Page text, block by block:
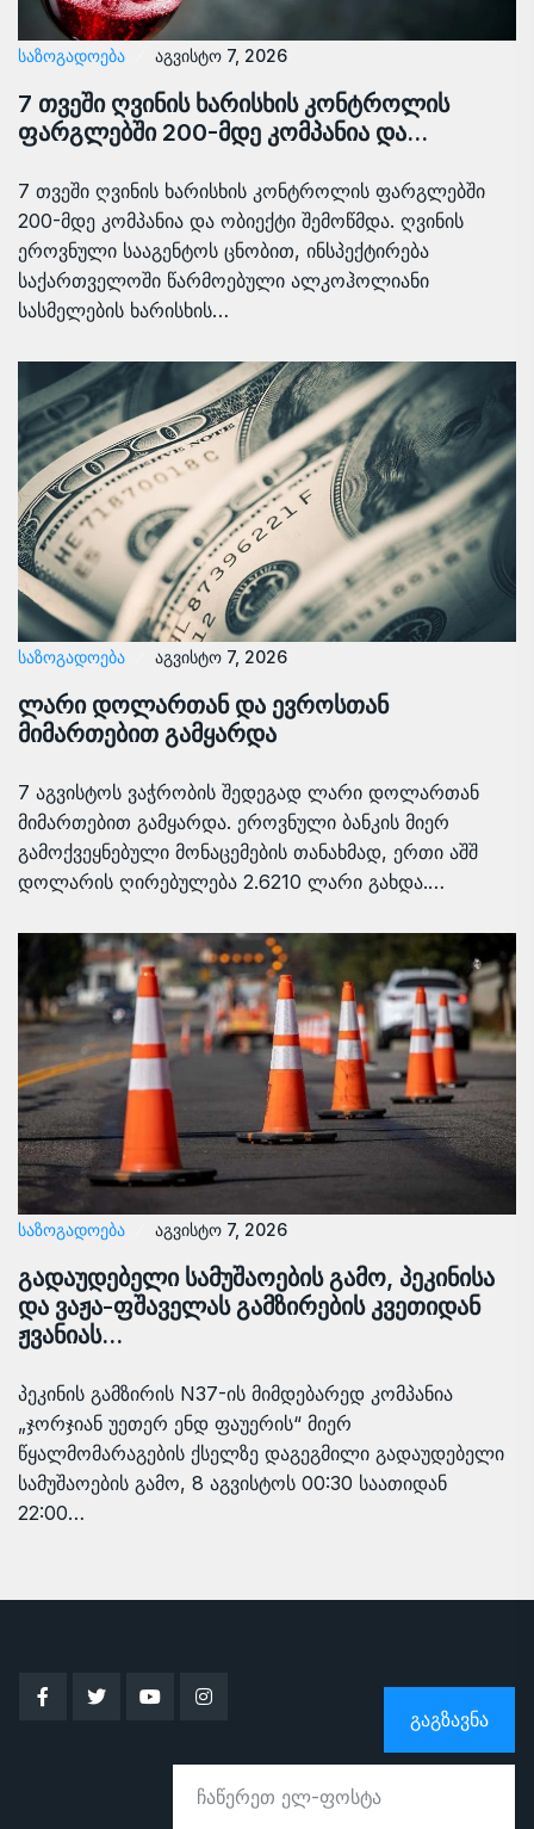
ᲡᲐᲖᲝᲒᲐᲓᲝᲔᲑᲐ აგვისტო 7, 2026
7 თვეში ღვინის ხარისხის კონტროლის
ფარგლებში 200-მდე კომპანია და…
7 თვეში ღვინის ხარისხის კონტროლის ფარგლებში
200-მდე კომპანია და ობიექტი შემოწმდა. ღვინის
ეროვნული სააგენტოს ცნობით, ინსპექტირება
საქართველოში წარმოებული ალკოჰოლიანი
სასმელების ხარისხის…
ᲡᲐᲖᲝᲒᲐᲓᲝᲔᲑᲐ აგვისტო 7, 2026
ლარი დოლართან და ევროსთან
მიმართებით გამყარდა
7 აგვისტოს ვაჭრობის შედეგად ლარი დოლართან
მიმართებით გამყარდა. ეროვნული ბანკის მიერ
გამოქვეყნებული მონაცემების თანახმად, ერთი აშშ
დოლარის ღირებულება 2.6210 ლარი გახდა.…
ᲡᲐᲖᲝᲒᲐᲓᲝᲔᲑᲐ აგვისტო 7, 2026
გადაუდებელი სამუშაოების გამო, პეკინისა
და ვაჟა-ფშაველას გამზირების კვეთიდან
ჟვანიას…
პეკინის გამზირის N37-ის მიმდებარედ კომპანია
„ჯორჯიან უეთერ ენდ ფაუერის“ მიერ
წყალმომარაგების ქსელზე დაგეგმილი გადაუდებელი
სამუშაოების გამო, 8 აგვისტოს 00:30 საათიდან
22:00…
ᲒᲐᲒᲖᲐᲕᲜᲐ